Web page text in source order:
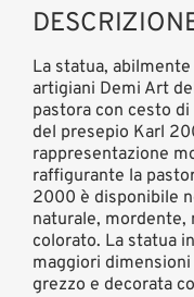
La statua,
artigiani Demi Art
pastora con cesto
del presepio Karl
rappresentazione
raffigurante la
2000 è disponibile
naturale, mordente,
colorato. La statua
maggiori
grezzo e decorata